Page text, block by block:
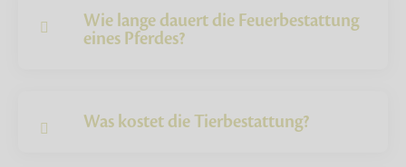
Wie lange dauert die Feuerbestattung
eines Pferdes?
Was kostet die Tierbestattung?